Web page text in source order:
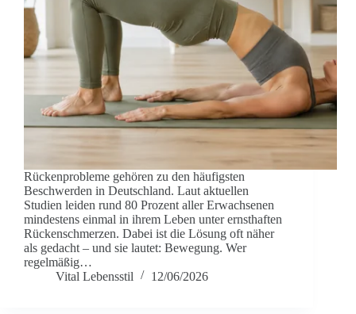
Rückenprobleme gehören zu den häufigsten
Beschwerden in Deutschland. Laut aktuellen
Studien leiden rund 80 Prozent aller Erwachsenen
mindestens einmal in ihrem Leben unter ernsthaften
Rückenschmerzen. Dabei ist die Lösung oft näher
als gedacht – und sie lautet: Bewegung. Wer
regelmäßig…
Vital Lebensstil
12/06/2026